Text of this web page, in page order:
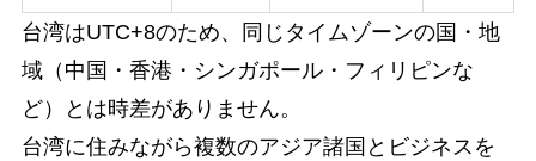
台湾はUTC+8のため、同じタイムゾーンの国・地
域（中国・香港・シンガポール・フィリピンな
ど）とは時差がありません。
台湾に住みながら複数のアジア諸国とビジネスを